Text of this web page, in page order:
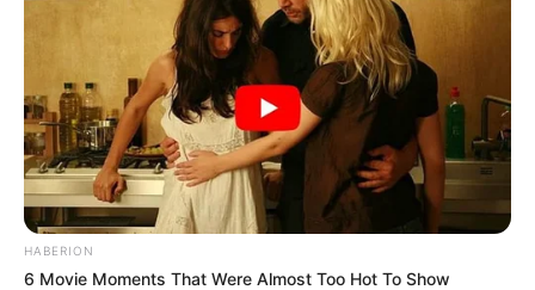
HABERION
6 Movie Moments That Were Almost Too Hot To Show